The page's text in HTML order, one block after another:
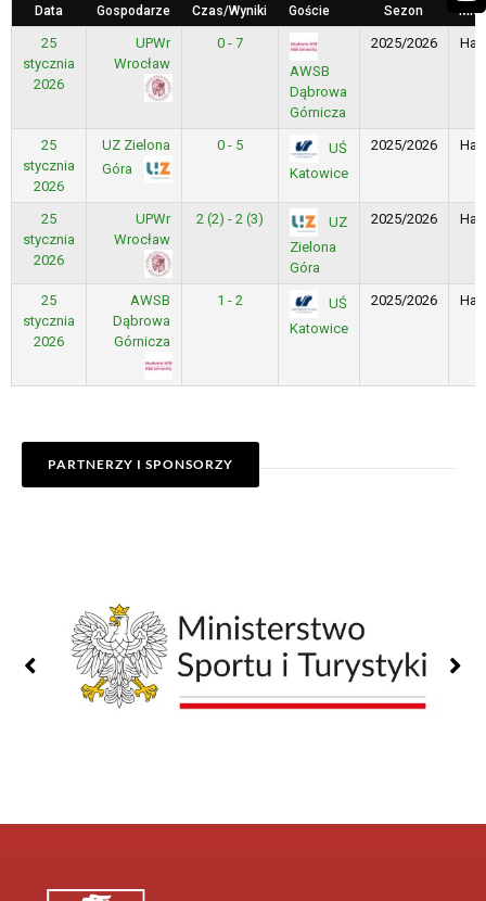
Data Gospodarze Czas/Wyniki Goście Sezon
25
stycznia
2026
UPWr
Wrocław
0 - 7
AWSB
Dąbrowa
Górnicza
2025/2026
25
stycznia
2026
UZ Zielona
Góra
0 - 5
UŚ
Katowice
2025/2026
25
stycznia
2026
UPWr
Wrocław
2 (2) - 2 (3)
UZ
Zielona
Góra
2025/2026
25
stycznia
2026
AWSB
Dąbrowa
Górnicza
1 - 2
UŚ
Katowice
2025/2026
PARTNERZY I SPONSORZY